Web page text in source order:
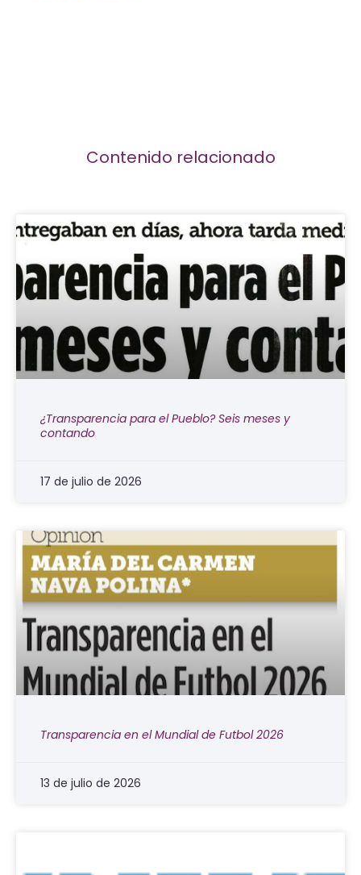
Contenido relacionado
¿Transparencia para el Pueblo? Seis meses y
contando
17 de julio de 2026
Transparencia en el Mundial de Futbol 2026
13 de julio de 2026